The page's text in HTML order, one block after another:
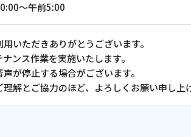
料金案内
よくあるご質問
～午前5:00
いただきありがとうございます。
ンス作業を実施いたします。
が停止する場合がございます。
解とご協力のほど、よろしくお願い申し上